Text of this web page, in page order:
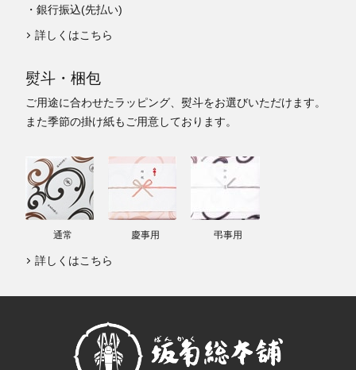
・銀行振込(先払い)
詳しくはこちら
熨斗・梱包
ご用途に合わせたラッピング、熨斗をお選びいただけます。
また季節の掛け紙もご用意しております。
通常 慶事用 弔事用
詳しくはこちら